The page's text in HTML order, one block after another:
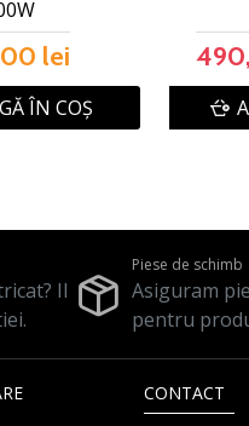
lei
ÎN COŞ
Il
Piese de schimb
Asiguram
pentru
CONTACT